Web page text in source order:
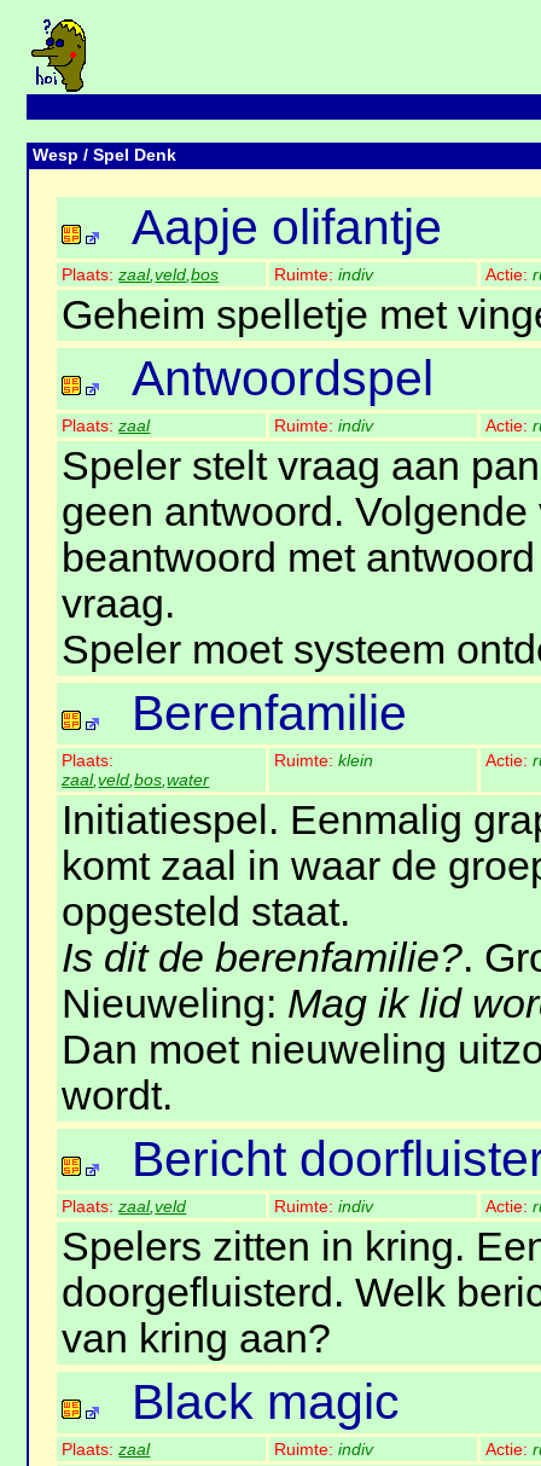
Wesp / Spel Denk
Aapje olifantje
Plaats:zaal,veld,bos Ruimte:indiv Actie:
Geheim spelletje met
Antwoordspel
Plaats:zaal Ruimte:indiv Actie:
Speler stelt vraag aan
geen antwoord.
beantwoord met
vraag.
Speler moet systeem
Berenfamilie
Plaats:
zaal,veld,bos,water
Ruimte:klein Actie:
Initiatiespel. Eenmalig
komt zaal in waar de
opgesteld staat.
Is dit de berenfamilie?.
Nieuweling: Mag ik lid
Dan moet nieuweling
wordt.
Bericht
Plaats:zaal,veld Ruimte:indiv Actie:
Spelers zitten in kring.
doorgefluisterd. Welk
van kring aan?
Black magic
Plaats:zaal Ruimte:indiv Actie: